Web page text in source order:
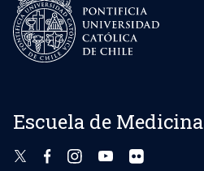
Escuela de Medicina